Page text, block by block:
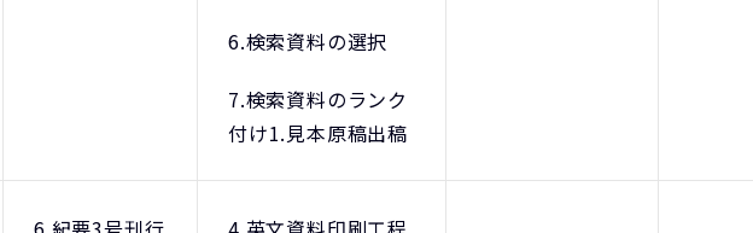
6.検索資料の選択
7.検索資料のランク
付け1.見本原稿出稿